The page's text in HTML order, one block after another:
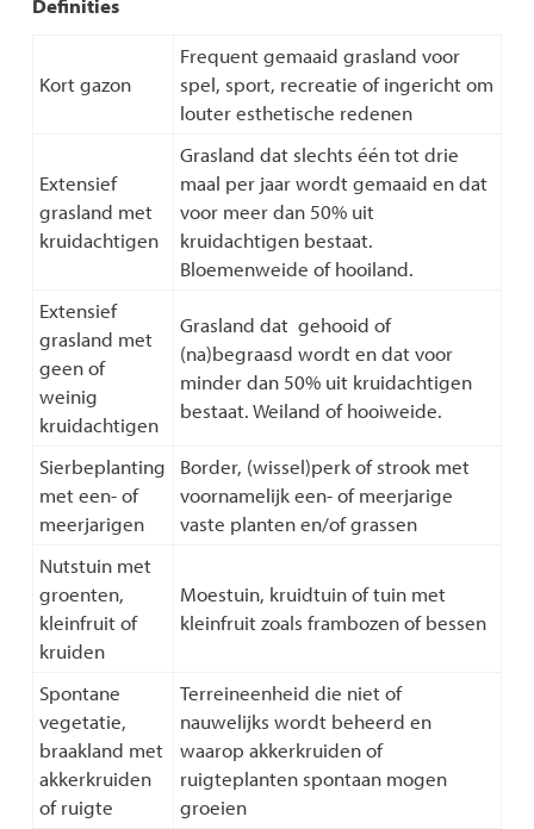
Definities
Kort gazon
Frequent gemaaid grasland voor
spel, sport, recreatie of ingericht om
louter esthetische redenen
Extensief
grasland met
kruidachtigen
Grasland dat slechts één tot drie
maal per jaar wordt gemaaid en dat
voor meer dan 50% uit
kruidachtigen bestaat.
Bloemenweide of hooiland.
Extensief
grasland met
geen of
weinig
kruidachtigen
Grasland dat gehooid of
(na)begraasd wordt en dat voor
minder dan 50% uit kruidachtigen
bestaat. Weiland of hooiweide.
Sierbeplanting
met een- of
meerjarigen
Border, (wissel)perk of strook met
voornamelijk een- of meerjarige
vaste planten en/of grassen
Nutstuin met
groenten,
kleinfruit of
kruiden
Moestuin, kruidtuin of tuin met
kleinfruit zoals frambozen of bessen
Spontane
vegetatie,
braakland met
akkerkruiden
of ruigte
Terreineenheid die niet of
nauwelijks wordt beheerd en
waarop akkerkruiden of
ruigteplanten spontaan mogen
groeien